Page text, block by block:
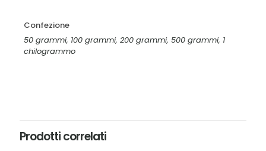
Confezione
50 grammi, 100 grammi, 200 grammi, 500 grammi, 1
chilogrammo
Prodotti correlati